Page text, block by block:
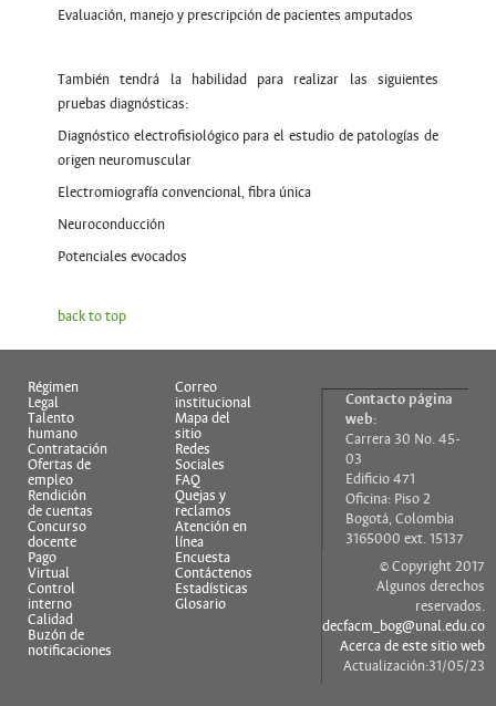
Evaluación, manejo y prescripción de pacientes amputados
También tendrá la habilidad para realizar las siguientes
pruebas diagnósticas:
Diagnóstico electrofisiológico para el estudio de patologías de
origen neuromuscular
Electromiografía convencional, fibra única
Neuroconducción
Potenciales evocados
back to top
Régimen
Legal
Talento
humano
Contratación
Ofertas de
empleo
Rendición
de cuentas
Concurso
docente
Pago
Virtual
Control
interno
Calidad
Buzón de
notificaciones
Correo
institucional
Mapa del
sitio
Redes
Sociales
FAQ
Quejas y
reclamos
Atención en
línea
Encuesta
Contáctenos
Estadísticas
Glosario
Contacto página
web:
Carrera 30 No. 45-
03
Edificio 471
Oficina: Piso 2
Bogotá, Colombia
3165000 ext. 15137
© Copyright 2017
Algunos derechos
reservados.
decfacm_bog@unal.edu.co
Acerca de este sitio web
Actualización:31/05/23